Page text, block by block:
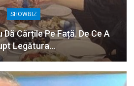
SHOWBIZ
Cărțile Pe Față. De Ce A
Legătura…